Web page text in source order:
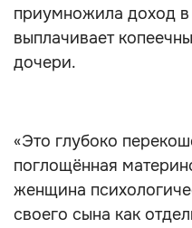
приумножила доход в
выплачивает
дочери.
«Это глубоко
поглощённая
женщина
своего сына как